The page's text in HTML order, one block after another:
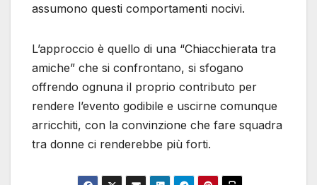
assumono questi comportamenti nocivi.
L’approccio è quello di una “Chiacchierata tra
amiche” che si confrontano, si sfogano
offrendo ognuna il proprio contributo per
rendere l’evento godibile e uscirne comunque
arricchiti, con la convinzione che fare squadra
tra donne ci renderebbe più forti.